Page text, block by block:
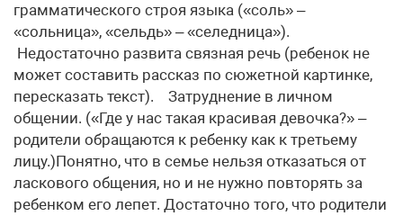
грамматического строя языка («соль» –
«сольница», «сельдь» – «селедница»).
Недостаточно развита связная речь (ребенок не
может составить рассказ по сюжетной картинке,
пересказать текст). Затруднение в личном
общении. («Где у нас такая красивая девочка?» –
родители обращаются к ребенку как к третьему
лицу.)Понятно, что в семье нельзя отказаться от
ласкового общения, но и не нужно повторять за
ребенком его лепет. Достаточно того, что родители